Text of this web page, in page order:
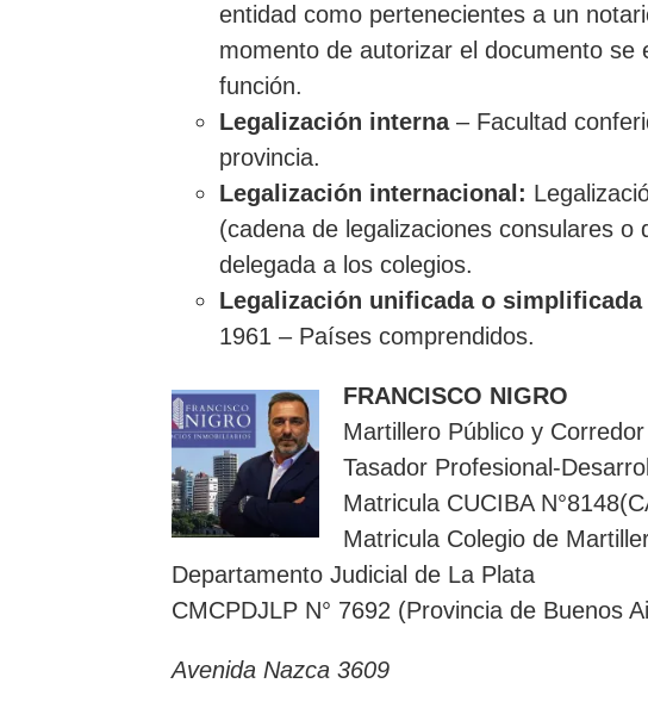
entidad como pertenecientes a un
momento de autorizar el documento se
función.
Legalización interna– Facultad
provincia.
Legalización internacional:
(cadena de legalizaciones consulares o
delegada a los colegios.
Legalización unificada o simplificada
1961 – Países comprendidos.
FRANCISCO NIGRO
Martillero Público y
Tasador Profesional-
Matricula CUCIBA
Matricula Colegio de
Departamento Judicial de La Plata
CMCPDJLP N° 7692 (Provincia de Buenos
Avenida Nazca 3609